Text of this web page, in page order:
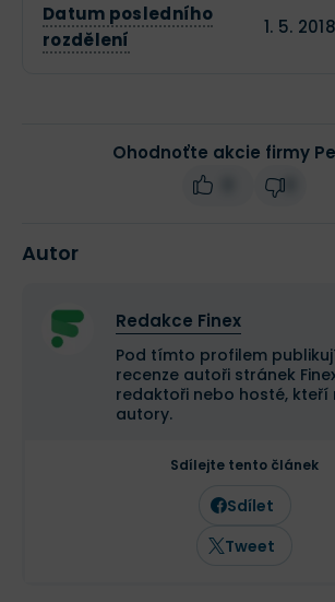
Datum posledního
rozdělení
1. 5. 2018
Ohodnoťte akcie firmy
Autor
Redakce Finex
Pod tímto profilem
recenze autoři stránek
redaktoři nebo hosté, kteří
autory.
Sdílejte tento článek
Sdílet
Tweet